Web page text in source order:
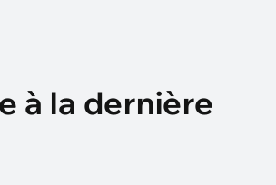
à la dernière